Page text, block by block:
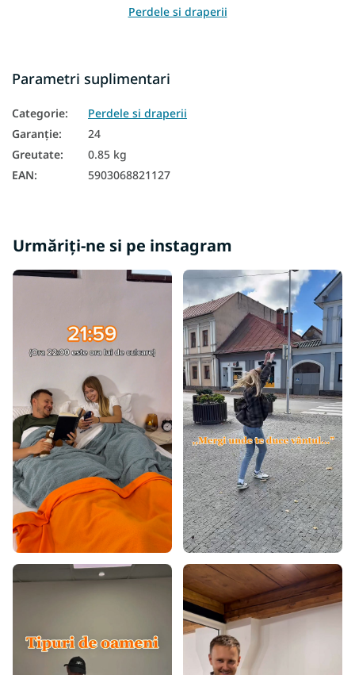
Perdele si draperii
Parametri suplimentari
Categorie:
Perdele si draperii
Garanţie:
24
Greutate:
0.85 kg
EAN: 5903068821127
Urmăriți-ne si pe instagram